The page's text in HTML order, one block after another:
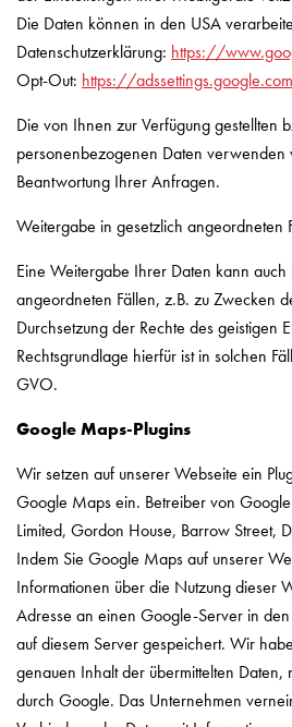
Die Daten können in den USA
Datenschutzerklärung: https://
Opt-Out: https://
Die von Ihnen zur Verfügung gestellten
personenbezogenen Daten verwenden
Beantwortung Ihrer Anfragen.
Weitergabe in gesetzlich angeordneten
Eine Weitergabe Ihrer Daten kann auch
angeordneten Fällen, z.B. zu Zwecken
Durchsetzung der Rechte des geistigen
Rechtsgrundlage hierfür ist in solchen
GVO.
Google Maps-Plugins
Wir setzen auf unserer Webseite ein
Google Maps ein. Betreiber von
Limited, Gordon House, Barrow Street,
Indem Sie Google Maps auf unserer
Informationen über die Nutzung dieser
Adresse an einen Google-Server in den
auf diesem Server gespeichert. Wir
genauen Inhalt der übermittelten
durch Google. Das Unternehmen